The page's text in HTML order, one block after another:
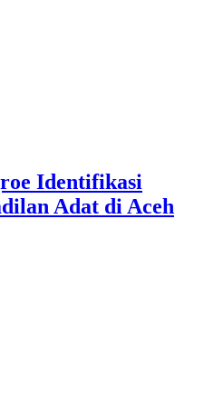
Identifikasi
Adat di Aceh